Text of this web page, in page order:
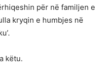
për në familjen e
kryqin e humbjes në
këtu.